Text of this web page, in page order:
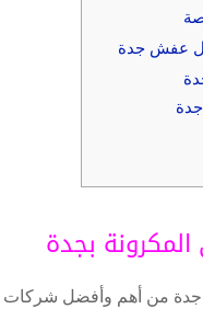
عفش جدة
بجدة
من أهم وأفضل شركات